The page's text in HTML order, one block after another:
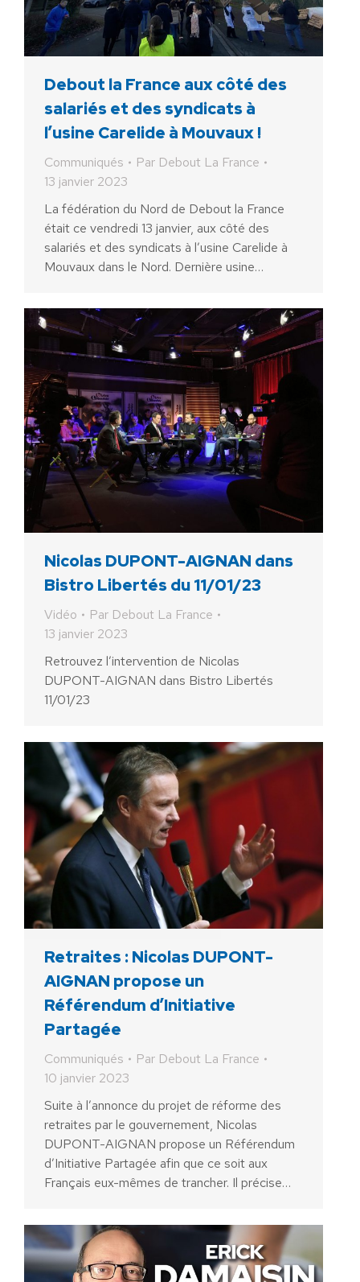
Debout la France aux côté des
salariés et des syndicats à
l’usine Carelide à Mouvaux !
Communiqués Par Debout La France
13 janvier 2023
La fédération du Nord de Debout la France
était ce vendredi 13 janvier, aux côté des
salariés et des syndicats à l’usine Carelide à
Mouvaux dans le Nord. Dernière usine…
Nicolas DUPONT-AIGNAN dans
Bistro Libertés du 11/01/23
Vidéo Par Debout La France
13 janvier 2023
Retrouvez l’intervention de Nicolas
DUPONT-AIGNAN dans Bistro Libertés
11/01/23
Retraites : Nicolas DUPONT-
AIGNAN propose un
Référendum d’Initiative
Partagée
Communiqués Par Debout La France
10 janvier 2023
Suite à l’annonce du projet de réforme des
retraites par le gouvernement, Nicolas
DUPONT-AIGNAN propose un Référendum
d’Initiative Partagée afin que ce soit aux
Français eux-mêmes de trancher. Il précise…